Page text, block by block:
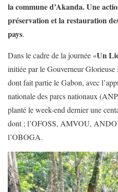
la commune d’Akanda. Une
préservation et la restauration
pays.
Dans le cadre de la journée «Un
initiée par le Gouverneur
dont fait partie le Gabon, avec
nationale des parcs nationaux
planté le week-end dernier une
dont ; l’OFOSS, AMVOU,
l’OBOGA.